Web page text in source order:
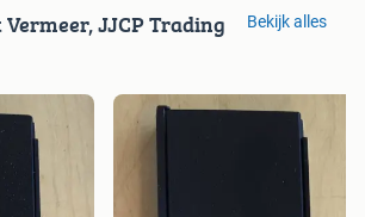
JJCP Trading Bekijk alles